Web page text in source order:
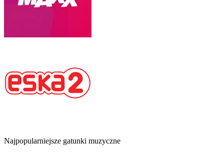
Najpopularniejsze gatunki muzyczne